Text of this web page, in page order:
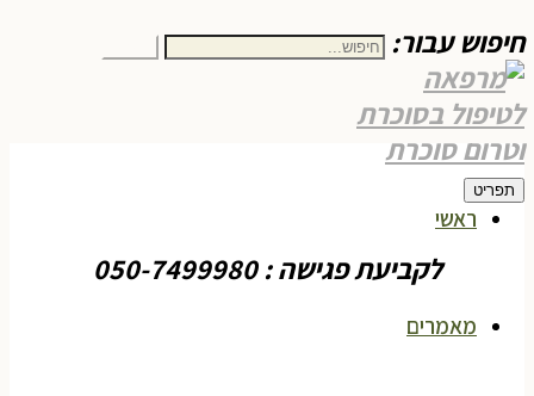
חיפוש עבור:
תפריט
לקביעת פגישה : 050-7499980
ראשי
מאמרים